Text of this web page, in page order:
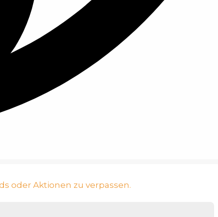
oder Aktionen zu verpassen.